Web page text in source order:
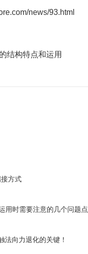
news/93.html
结构特点和运用
方式
用时需要注意的几个问题点
法向力退化的关键！